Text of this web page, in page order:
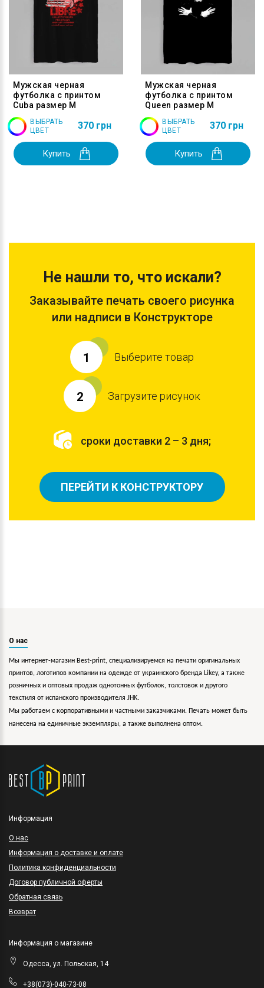
Мужская черная
футболка с принтом
Cuba размер M
ВЫБРАТЬ
ЦВЕТ
370 грн
Купить
Мужская черная
футболка с принтом
Queen размер M
ВЫБРАТЬ
ЦВЕТ
370 грн
Купить
Не нашли то, что искали?
Заказывайте печать своего рисунка
или надписи в Конструкторе
1 Выберите товар
2 Загрузите рисунок
сроки доставки 2 – 3 дня;
ПЕРЕЙТИ К КОНСТРУКТОРУ
О нас
Мы интернет-магазин Best-print, специализируемся на печати оригинальных
принтов, логотипов компании на одежде от украинского бренда Likey, а также
розничных и оптовых продаж однотонных футболок, толстовок и другого
текстиля от испанского производителя JHK.
Мы работаем с корпоративными и частными заказчиками. Печать может быть
нанесена на единичные экземпляры, а также выполнена оптом.
Информация
O нас
Информация о доставке и оплате
Политика конфиденциальности
Договор публичной оферты
Обратная связь
Возврат
Информация о магазине
Одесса, ул. Польская, 14
+38(073)-040-73-08